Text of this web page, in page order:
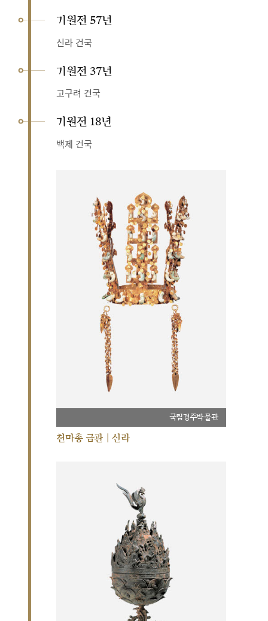
기원전 57년
신라 건국
기원전 37년
고구려 건국
기원전 18년
백제 건국
국립경주박물관
천마총 금관 | 신라